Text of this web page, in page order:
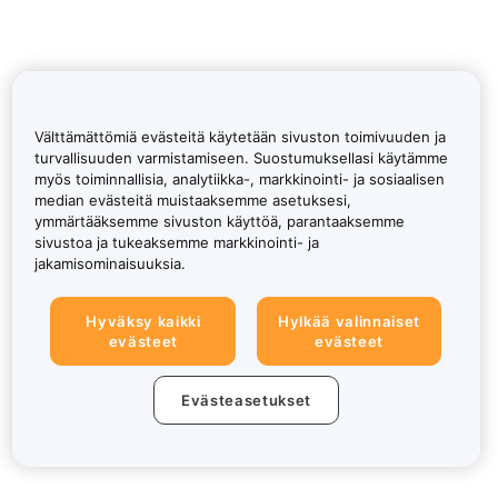
Välttämättömiä evästeitä käytetään sivuston toimivuuden ja
turvallisuuden varmistamiseen. Suostumuksellasi käytämme
myös toiminnallisia, analytiikka-, markkinointi- ja sosiaalisen
median evästeitä muistaaksemme asetuksesi,
ymmärtääksemme sivuston käyttöä, parantaaksemme
sivustoa ja tukeaksemme markkinointi- ja
jakamisominaisuuksia.
Hyväksy kaikki
evästeet
Hylkää valinnaiset
evästeet
Evästeasetukset